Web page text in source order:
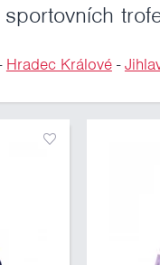
Hradec Králové-